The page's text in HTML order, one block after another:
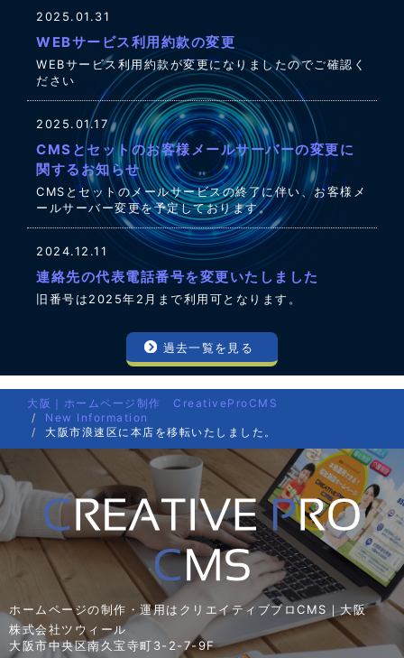
2025.01.31
WEBサービス利用約款の変更
WEBサービス利用約款が変更になりましたのでご確認く
ださい
2025.01.17
CMSとセットのお客様メールサーバーの変更に
関するお知らせ
CMSとセットのメールサービスの終了に伴い、お客様メ
ールサーバー変更を予定しております。
2024.12.11
連絡先の代表電話番号を変更いたしました
旧番号は2025年2月まで利用可となります。
過去一覧を見る
大阪｜ホームページ制作 CreativeProCMS
New Information
大阪市浪速区に本店を移転いたしました。
ホームページの制作・運用はクリエイティブプロCMS｜大阪
株式会社ツウィール
大阪市中央区南久宝寺町3-2-7-9F